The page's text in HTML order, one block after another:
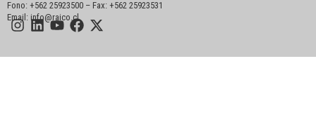
Fono: +562 25923500 – Fax: +562 25923531
Email: info@raico.cl